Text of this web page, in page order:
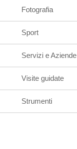
Fotografia
Sport
Servizi e Aziende
Visite guidate
Strumenti